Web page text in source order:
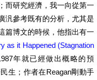
而研究經濟，我一向從第一
汎參考既有的分析，尤其是
篇博文的時候，他指出有一
as it Happened (Stagnation
年就已經做出概略的預
生；作者在Reagan剛動手